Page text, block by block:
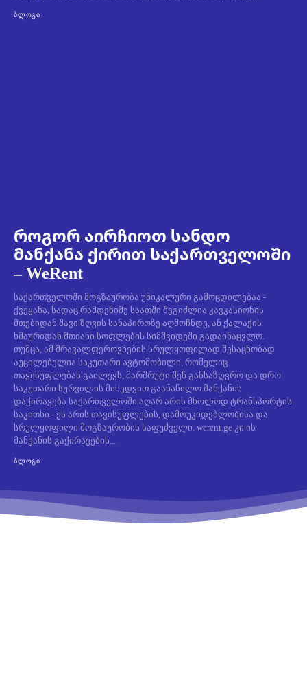
ᲑᲚᲝᲒᲘ
როგორ აირჩიოთ სანდო
მანქანა ქირით საქართველოში
– WeRent
საქართველოში მოგზაურობა უნიკალური გამოცდილებაა -
ქვეყანა, სადაც რამდენიმე საათში შეგიძლია კავკასიონის
მთებიდან შავი ზღვის სანაპიროზე აღმოჩნდე, ან ქალაქის
ხმაურიდან მთიანი სოფლების სიმშვიდეში გადაინაცვლო.
თუმცა, ამ მრავალფეროვნების სრულყოფილად შესაცნობად
აუცილებელია საკუთარი ავტომობილი, რომელიც
თავისუფლებას გაძლევს, მარშრუტი შენ განსაზღვრო და დრო
საკუთარი სურვილის მიხედვით გაანაწილო.მანქანის
დაქირავება საქართველოში აღარ არის მხოლოდ ტრანსპორტის
საკითხი - ეს არის თავისუფლების, დამოუკიდებლობისა და
სრულყოფილი მოგზაურობის საფუძველი. werent.ge კი ის
მანქანის გაქირავების...
ᲑᲚᲝᲒᲘ